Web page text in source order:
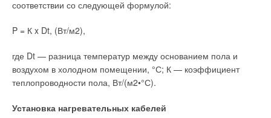
соответствии со следующей формулой:
P = К x Dt, (Вт/м2),
где Dt — разница температур между основанием пола и
воздухом в холодном помещении, °С; К — коэффициент
теплопроводности пола, Вт/(м2•°С).
Установка нагревательных кабелей